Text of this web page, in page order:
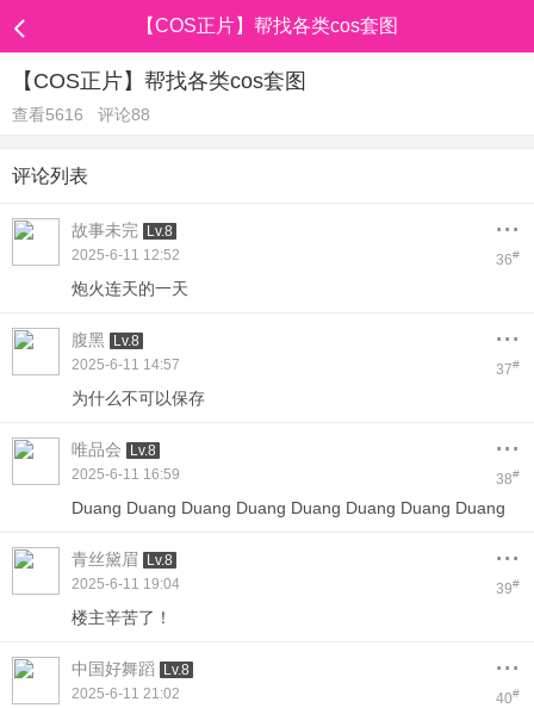
【COS正片】帮找各类cos套图
【COS正片】帮找各类cos套图
查看5616 评论88
评论列表
故事未完 Lv.8 ...
2025-6-11 12:52 36#
炮火连天的一天
腹黑 Lv.8 ...
2025-6-11 14:57 37#
为什么不可以保存
唯品会 Lv.8 ...
2025-6-11 16:59 38#
Duang Duang Duang Duang Duang Duang Duang Duang
青丝黛眉 Lv.8 ...
2025-6-11 19:04 39#
楼主辛苦了！
中国好舞蹈 Lv.8 ...
2025-6-11 21:02 40#